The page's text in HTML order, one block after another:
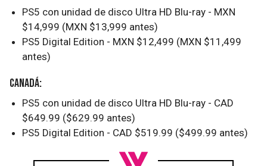
PS5 con unidad de disco Ultra HD Blu-ray - MXN
$14,999 (MXN $13,999 antes)
PS5 Digital Edition - MXN $12,499 (MXN $11,499
antes)
Canadá:
PS5 con unidad de disco Ultra HD Blu-ray - CAD
$649.99 ($629.99 antes)
PS5 Digital Edition - CAD $519.99 ($499.99 antes)